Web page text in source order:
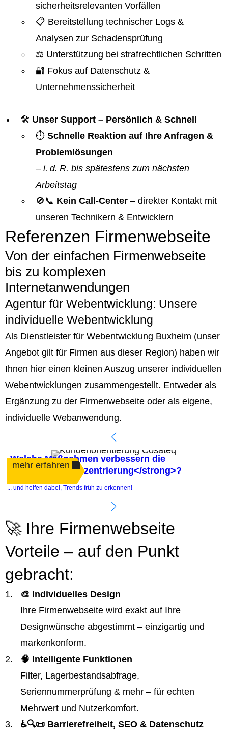
sicherheitsrelevanten Vorfällen
📋 Bereitstellung technischer Logs &
Analysen zur Schadensprüfung
⚖️ Unterstützung bei strafrechtlichen Schritten
🔐 Fokus auf Datenschutz &
Unternehmenssicherheit
🛠️ Unser Support – Persönlich & Schnell
⏱️ Schnelle Reaktion auf Ihre Anfragen &
Problemlösungen
– i. d. R. bis spätestens zum nächsten
Arbeitstag
🚫📞 Kein Call-Center – direkter Kontakt mit
unseren Technikern & Entwicklern
Referenzen Firmenwebseite
Von der einfachen Firmenwebseite
bis zu komplexen
Internetanwendungen
Agentur für Webentwicklung: Unsere
individuelle Webentwicklung
Als Dienstleister für Webentwicklung Buxheim (unser
Angebot gilt für Firmen aus dieser Region) haben wir
Ihnen hier einen kleinen Auszug unserer individuellen
Webentwicklungen zusammengestellt. Entweder als
Ergänzung zu der Firmenwebseite oder als eigene,
individuelle Webanwendung.
Welche Maßnahmen verbessern die
<strong>Kundenzentrierung</strong>?
mehr erfahren
... und helfen dabei, Trends früh zu erkennen!
🚀 Ihre Firmenwebseite
Vorteile – auf den Punkt
gebracht:
🎨 Individuelles Design
Ihre Firmenwebseite wird exakt auf Ihre
Designwünsche abgestimmt – einzigartig und
markenkonform.
🧠 Intelligente Funktionen
Filter, Lagerbestandsabfrage,
Seriennummerprüfung & mehr – für echten
Mehrwert und Nutzerkomfort.
♿️🔍📜 Barrierefreiheit, SEO & Datenschutz